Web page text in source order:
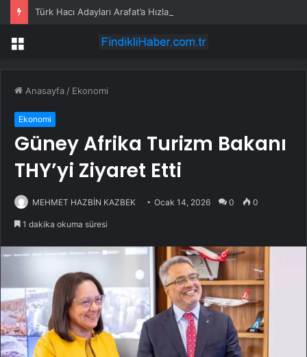
Türk Hacı Adayları Arafat’a Hızla Ulaştı
Menü
Anasayfa / Ekonomi
Ekonomi
Güney Afrika Turizm Bakanı
THY’yi Ziyaret Etti
MEHMET HAZBİN KAZBEK Ocak 14, 2026 0 0
1 dakika okuma süresi